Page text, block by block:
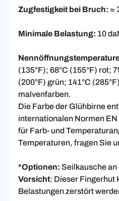
Zugfestigkeit bei Bruch: ≈
Minimale Belastung: 10
(135°F); 68°C (155°F) rot;
(200°F) grün; 141°C
malvenfarben.
Die Farbe der Glühbirne
internationalen Normen
für Farb- und
Temperaturen, fragen Sie
*Optionen: Seilkausche
Vorsicht: Dieser Fingerhut
Belastungen zerstört